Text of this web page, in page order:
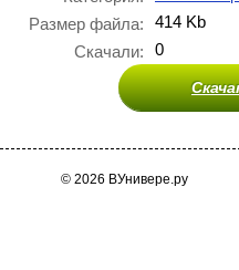
Размер файла:
414 Kb
Скачали:
0
© 2026 ВУнивере.ру